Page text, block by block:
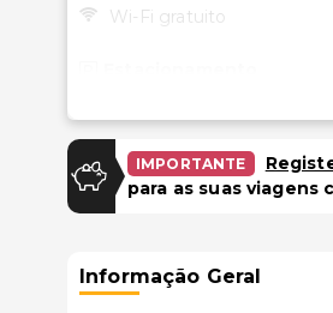
Wi-Fi gratuito
Estacionamento gratuito
IMPORTANTE
para as suas viagens
Informação Geral